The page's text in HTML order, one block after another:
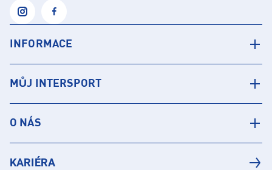
INFORMACE
MŮJ INTERSPORT
O NÁS
KARIÉRA